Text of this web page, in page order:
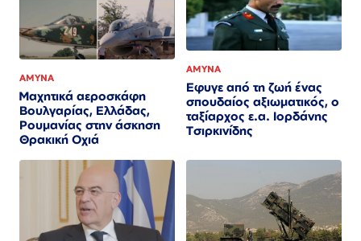
ΑΜΥΝΑ
Μαχητικά αεροσκάφη
Βουλγαρίας, Ελλάδας,
Ρουμανίας στην άσκηση
Θρακική Οχιά
ΑΜΥΝΑ
Εφυγε από τη ζωή ένας
σπουδαίος αξιωματικός, ο
ταξίαρχος ε.α. Ιορδάνης
Τσιρκινίδης